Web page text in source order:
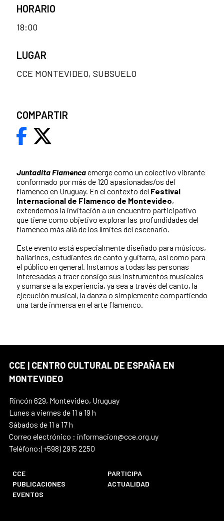
Juntadita Flamencaemerge como un colectivo vibrante
conformado por más de 120 apasionadas/os del
flamenco en Uruguay. En el contexto del Festival
Internacional de Flamenco de Montevideo,
extendemos la invitación a un encuentro participativo
que tiene como objetivo explorar las profundidades del
flamenco más allá de los límites del escenario.
Este evento está especialmente diseñado para músicos,
bailarines, estudiantes de canto y guitarra, así como para
el público en general. Instamos a todas las personas
interesadas a traer consigo sus instrumentos musicales
y sumarse a la experiencia, ya sea a través del canto, la
ejecución musical, la danza o simplemente compartiendo
una tarde inmersa en el arte flamenco.
HORARIO
18:00
LUGAR
CCE MONTEVIDEO, SUBSUELO
COMPARTIR
CCE | CENTRO CULTURAL DE ESPAÑA EN
MONTEVIDEO
Rincón 629, Montevideo, Uruguay
Lunes a viernes de 11 a 19 h
Sábados de 11 a 17 h
Correo electrónico : informacion@cce.org.uy
Teléfono:(+598) 2915 2250
CCE
PARTICIPA
PUBLICACIONES
ACTUALIDAD
EVENTOS